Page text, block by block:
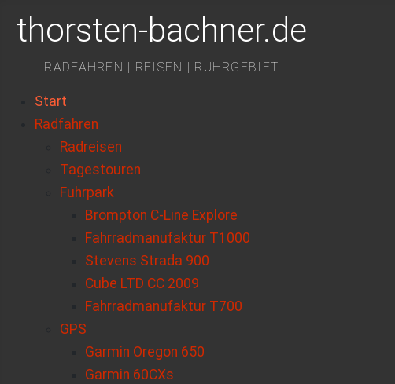
thorsten-bachner.de
RADFAHREN | REISEN | RUHRGEBIET
Start
Radfahren
Radreisen
Tagestouren
Fuhrpark
Brompton C-Line Explore
Fahrradmanufaktur T1000
Stevens Strada 900
Cube LTD CC 2009
Fahrradmanufaktur T700
GPS
Garmin Oregon 650
Garmin 60CXs